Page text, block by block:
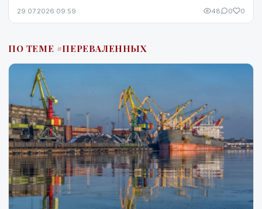
29.07.2026 09:59 48 0 0
ПО ТЕМЕ #ПЕРЕВАЛЕННЫХ